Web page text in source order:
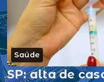
Saúde
SP: alta de